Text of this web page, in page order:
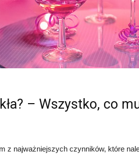
– Wszystko, co
z najważniejszych czynników, które